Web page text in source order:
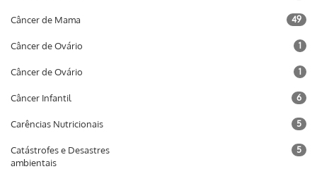
Câncer de Mama 49
Câncer de Ovário 1
Câncer de Ovário 1
Câncer Infantil 6
Carências Nutricionais 5
Catástrofes e Desastres
ambientais
5